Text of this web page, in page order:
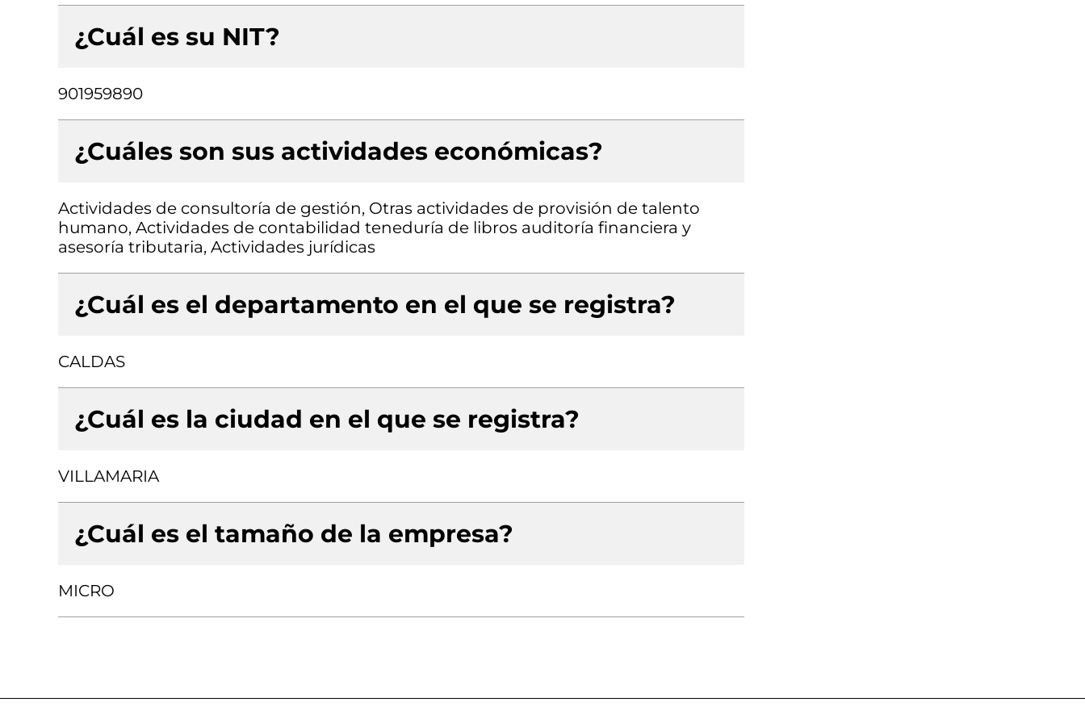
¿Cuál es su NIT?
901959890
¿Cuáles son sus actividades económicas?
Actividades de consultoría de gestión, Otras actividades de provisión de talento
humano, Actividades de contabilidad teneduría de libros auditoría financiera y
asesoría tributaria, Actividades jurídicas
¿Cuál es el departamento en el que se registra?
CALDAS
¿Cuál es la ciudad en el que se registra?
VILLAMARIA
¿Cuál es el tamaño de la empresa?
MICRO